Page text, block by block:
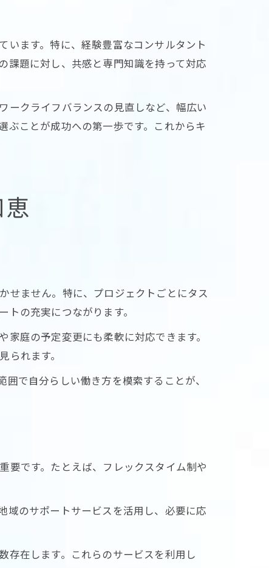
います。特に、経験豊富なコンサルタント
課題に対し、共感と専門知識を持って対応
ークライフバランスの見直しなど、幅広い
ぶことが成功への第一歩です。これからキ
せません。特に、プロジェクトごとにタス
の充実につながります。
庭の予定変更にも柔軟に対応できます。
れます。
で自分らしい働き方を模索することが、
要です。たとえば、フレックスタイム制や
域のサポートサービスを活用し、必要に応
存在します。これらのサービスを利用し